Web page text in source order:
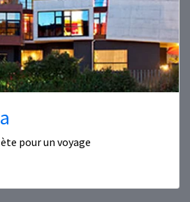
pour un voyage